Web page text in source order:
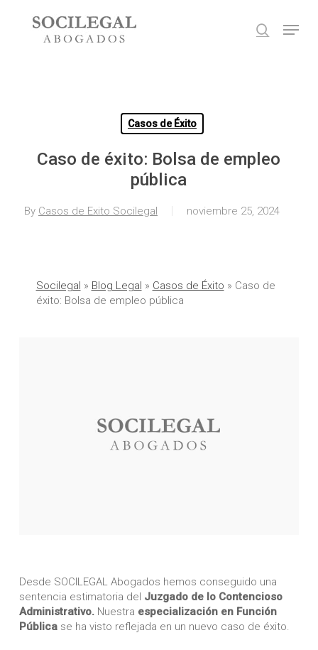
search
Menu
Casos de Éxito
Caso de éxito: Bolsa de empleo
pública
By Casos de Exito Socilegal noviembre 25, 2024
Socilegal » Blog Legal » Casos de Éxito » Caso de
éxito: Bolsa de empleo pública
Desde SOCILEGAL Abogados hemos conseguido una
sentencia estimatoria del Juzgado de lo Contencioso
Administrativo. Nuestra especialización en Función
Públicase ha visto reflejada en un nuevo caso de éxito.